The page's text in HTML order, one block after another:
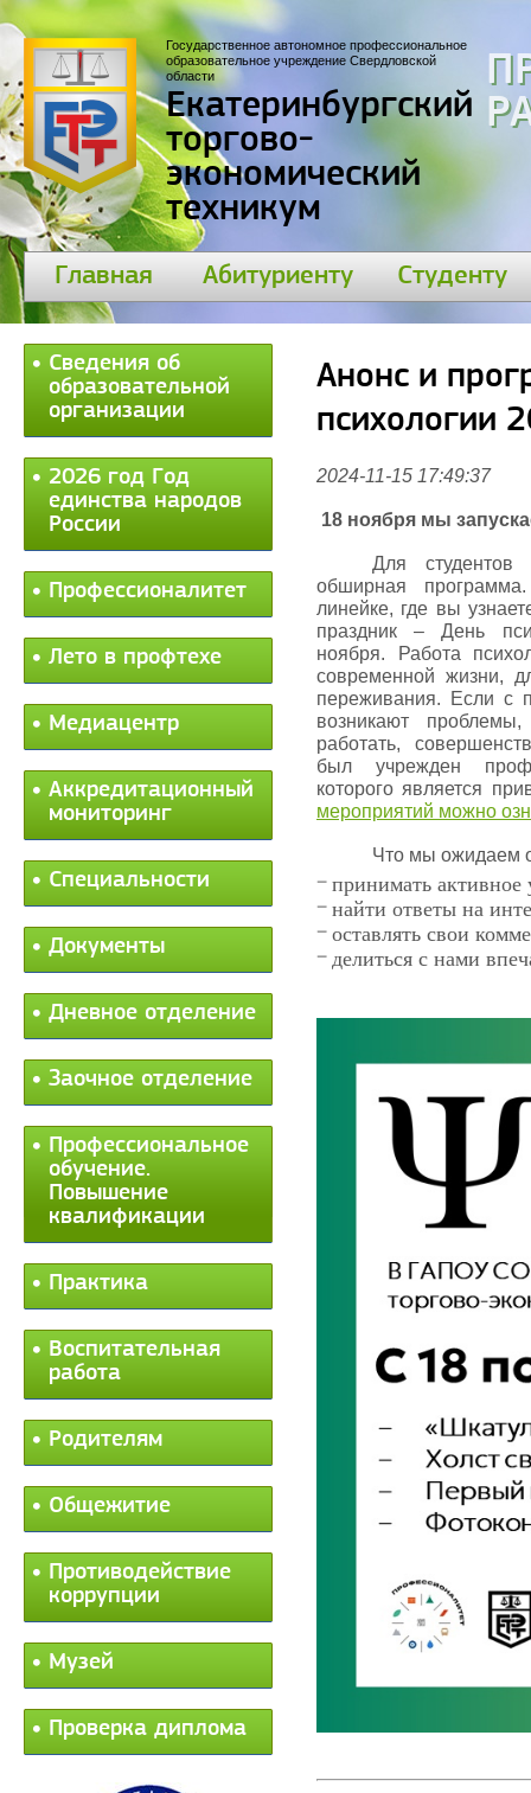
Государственное автономное профессиональное
образовательное учреждение Свердловской
области
Екатеринбургский
торгово-
экономический
техникум
Главная Абитуриенту Студенту
Сведения об
образовательной
организации
2026 год Год
единства народов
России
Профессионалитет
Лето в профтехе
Медиацентр
Аккредитационный
мониторинг
Специальности
Документы
Дневное отделение
Заочное отделение
Профессиональное
обучение.
Повышение
квалификации
Практика
Воспитательная
работа
Родителям
Общежитие
Противодействие
коррупции
Музей
Проверка диплома
Анонс и
психологии
2024-11-15 17:49:37
18 ноября мы
Для студентов
обширная
линейке, где вы
праздник – День
ноября. Работа
современной жизни,
переживания. Если с
возникают
работать,
был учрежден
которого является
мероприятий можно
Что мы ожидаем
принимать активное
найти ответы на
оставлять свои
делиться с нами